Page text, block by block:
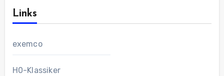
Links
exemco
H0-Klassiker